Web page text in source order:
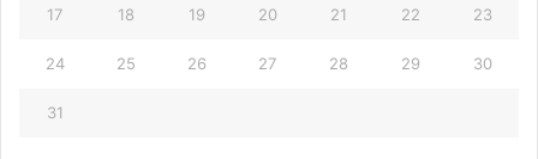
17 18 19 20 21 22 23
24 25 26 27 28 29 30
31